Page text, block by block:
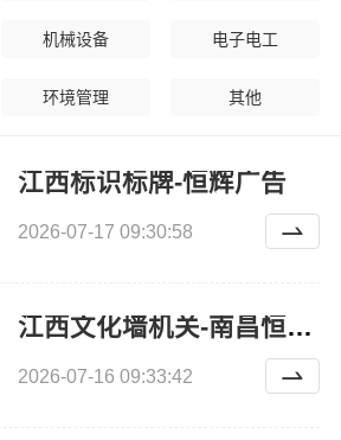
机械设备 电子电工
环境管理 其他
江西标识标牌-恒辉广告
2026-07-17 09:30:58
江西文化墙机关-南昌恒辉广告
2026-07-16 09:33:42